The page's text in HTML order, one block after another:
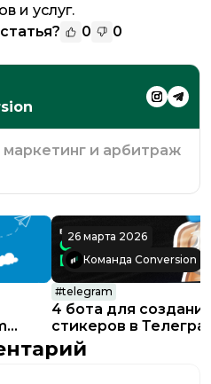
и услуг.
0
0
и арбитраж
26 марта 2026
Команда Conversion
#telegram
4 бота для
стикеров в